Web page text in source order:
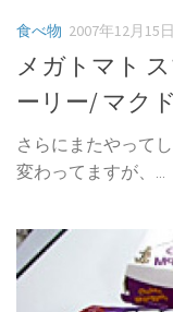
食べ物 2007年12月15日
メガトマト
ーリー/ マク
さらにまたやって
変わってますが、...